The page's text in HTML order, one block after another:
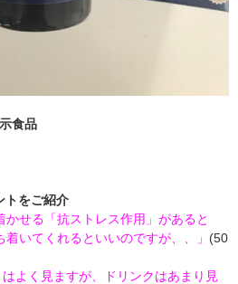
食品
トをご紹介
かせる「抗ストレス作用」があると
いてくれるといいのですが、、」 (50
はよく見ますが、ドリンクはあまり見